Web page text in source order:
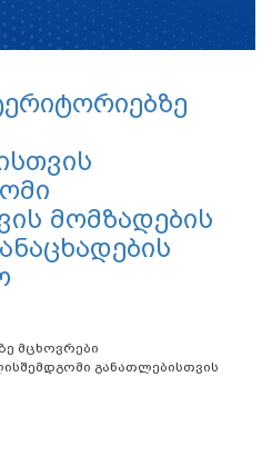
მომზადების
მცხოვრები
განათლებისთვის